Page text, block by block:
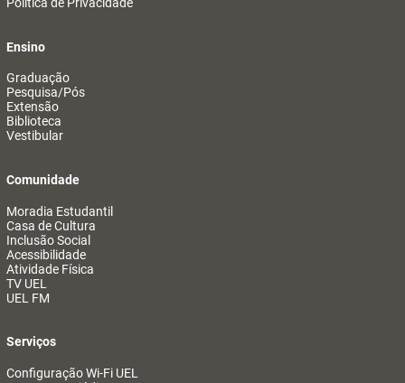
Política de Privacidade
Ensino
Graduação
Pesquisa/Pós
Extensão
Biblioteca
Vestibular
Comunidade
Moradia Estudantil
Casa de Cultura
Inclusão Social
Acessibilidade
Atividade Física
TV UEL
UEL FM
Serviços
Configuração Wi-Fi UEL